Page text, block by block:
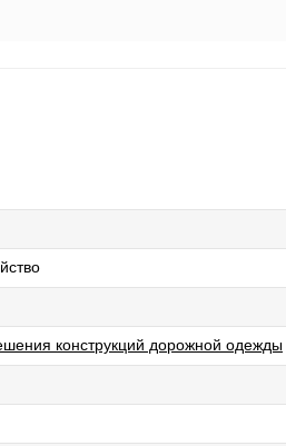
конструкций дорожной одежды